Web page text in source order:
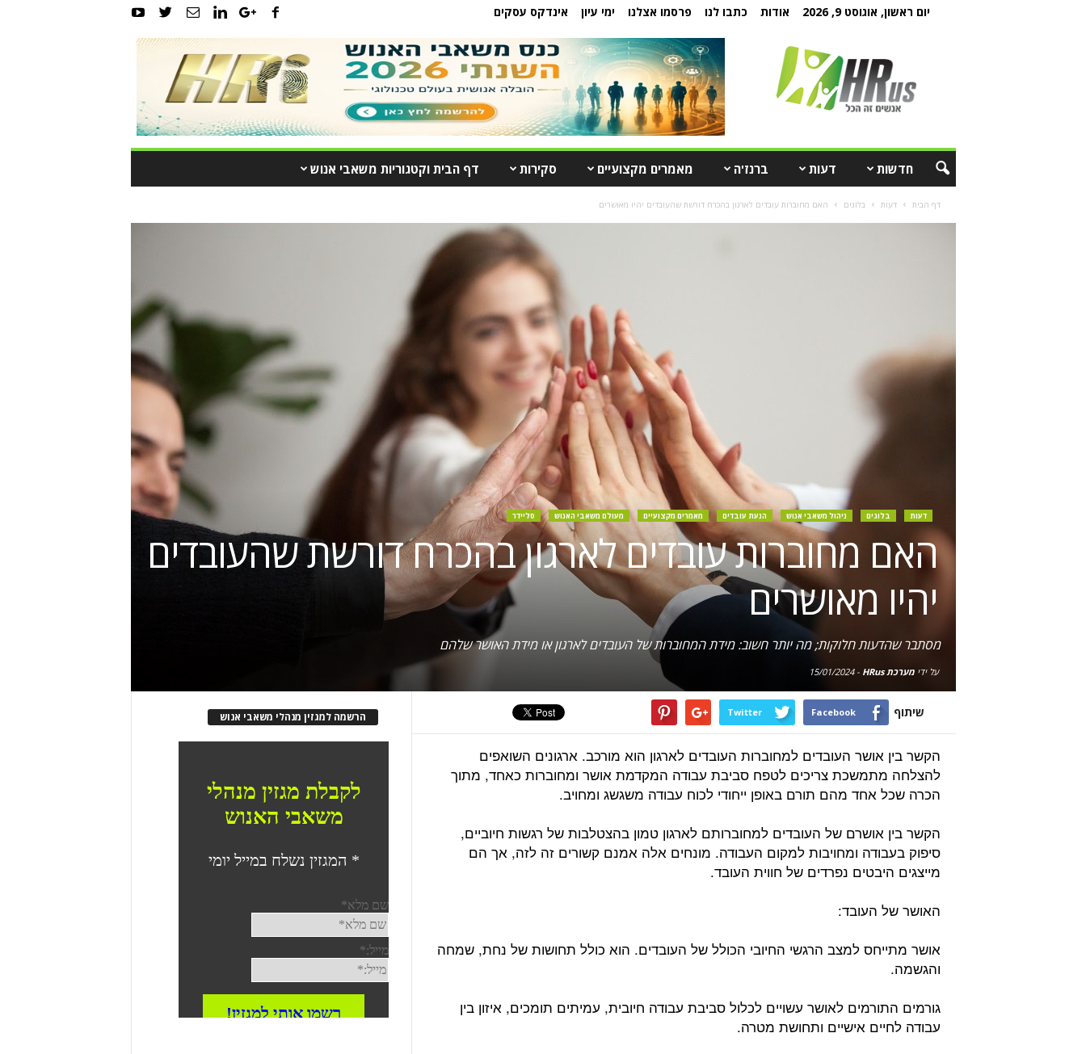
יום ראשון, אוגוסט 9, 2026 אודות כתבו לנו פרסמו אצלנו ימי עיון אינדקס עסקים
חדשות דעות ברנז'ה מאמרים מקצועיים סקירות דף הבית וקטגוריות משאבי אנוש
דף הבית דעות בלוגים האם מחוברות עובדים לארגון בהכרח דורשת שהעובדים יהיו מאושרים
דעות בלוגים ניהול משאבי אנוש הנעת עובדים מאמרים מקצועיים מעולם משאבי האנוש סליידר
האם מחוברות עובדים לארגון בהכרח דורשת שהעובדים
יהיו מאושרים
מסתבר שהדעות חלוקות; מה יותר חשוב: מידת המחוברות של העובדים לארגון או מידת האושר שלהם
על ידימערכת HRus -
15/01/2024
שיתוף Facebook
Twitter
הקשר בין אושר העובדים למחוברות העובדים לארגון הוא מורכב. ארגונים השואפים
להצלחה מתמשכת צריכים לטפח סביבת עבודה המקדמת אושר ומחוברות כאחד, מתוך
הכרה שכל אחד מהם תורם באופן ייחודי לכוח עבודה משגשג ומחויב.
הקשר בין אושרם של העובדים למחוברותם לארגון טמון בהצטלבות של רגשות חיוביים,
סיפוק בעבודה ומחויבות למקום העבודה. מונחים אלה אמנם קשורים זה לזה, אך הם
מייצגים היבטים נפרדים של חווית העובד.
האושר של העובד:
אושר מתייחס למצב הרגשי החיובי הכולל של העובדים. הוא כולל תחושות של נחת, שמחה
והגשמה.
גורמים התורמים לאושר עשויים לכלול סביבת עבודה חיובית, עמיתים תומכים, איזון בין
עבודה לחיים אישיים ותחושת מטרה.
הרשמה למגזין מנהלי משאבי אנוש